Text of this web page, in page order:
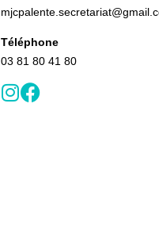
Téléphone
03 81 80 41 80